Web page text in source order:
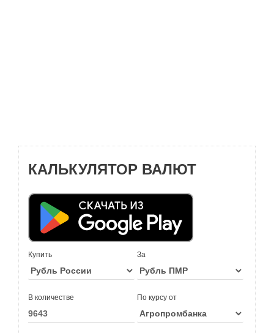
КАЛЬКУЛЯТОР ВАЛЮТ
Купить За
В количестве По курсу от